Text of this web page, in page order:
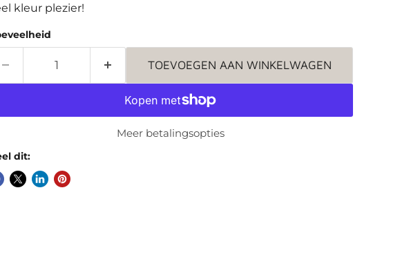
kleur plezier!
TOEVOEGEN AAN WINKELWAGEN
Meer betalingsopties
dit: